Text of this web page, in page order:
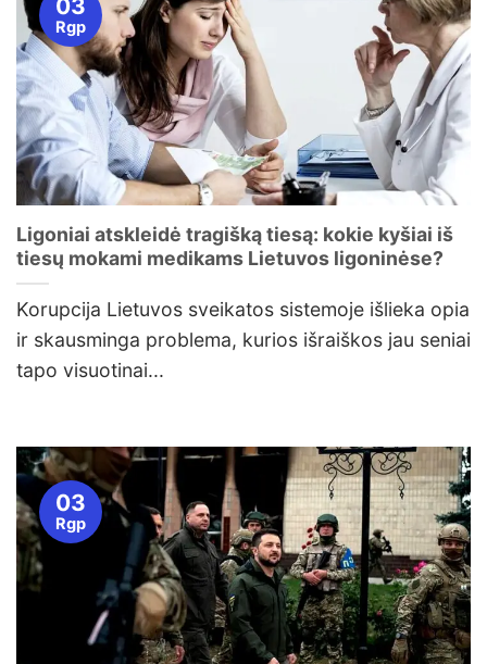
Ligoniai atskleidė tragišką tiesą: kokie kyšiai iš
tiesų mokami medikams Lietuvos ligoninėse?
Korupcija Lietuvos sveikatos sistemoje išlieka opia
ir skausminga problema, kurios išraiškos jau seniai
tapo visuotinai...
03
Rgp
03
Rgp